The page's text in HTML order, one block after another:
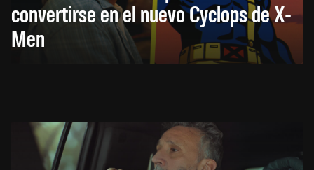
convertirse en el nuevo Cyclops de X-
Men